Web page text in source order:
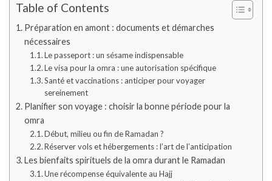
Table of Contents
Préparation en amont : documents et démarches
nécessaires
Le passeport : un sésame indispensable
Le visa pour la omra : une autorisation spécifique
Santé et vaccinations : anticiper pour voyager
sereinement
Planifier son voyage : choisir la bonne période pour la
omra
Début, milieu ou fin de Ramadan ?
Réserver vols et hébergements : l’art de l’anticipation
Les bienfaits spirituels de la omra durant le Ramadan
Une récompense équivalente au Hajj